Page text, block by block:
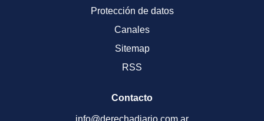
Protección de datos
Canales
Sitemap
RSS
Contacto
info@derechadiario.com.ar